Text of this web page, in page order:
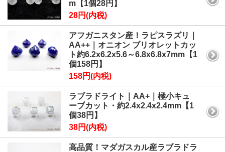
m【1個28円】
28円(内税)
アフガニスタン産！ラピスラズリ｜
AA++｜オニオン ブリオレットカッ
ト約6.2x6.2x5.6～6.8x6.8x7mm【1
個158円】
158円(内税)
ラブラドライト｜AA+｜極小キュ
ーブカット・約2.4x2.4x2.4mm【1
個38円】
38円(内税)
高品質！マダガスカル産ラブラドラ